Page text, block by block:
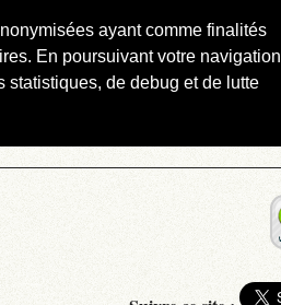
ayant comme finalités
En poursuivant votre navigation
statistiques, de debug et de lutte